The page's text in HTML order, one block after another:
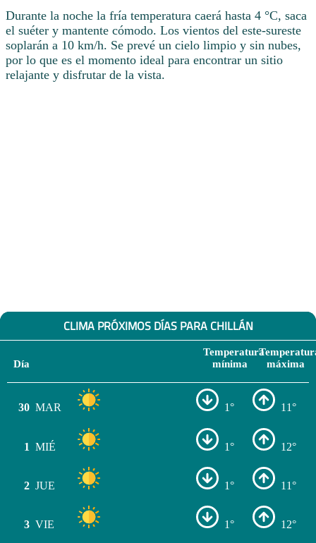
Durante la noche la fría temperatura caerá hasta 4 °C, saca
el suéter y mantente cómodo. Los vientos del este-sureste
soplarán a 10 km/h. Se prevé un cielo limpio y sin nubes,
por lo que es el momento ideal para encontrar un sitio
relajante y disfrutar de la vista.
CLIMA PRÓXIMOS DÍAS PARA CHILLÁN
Día
Temperatura
mínima
máxima
30 MAR 1° 11°
1 MIÉ 1° 12°
2 JUE 1° 11°
3 VIE 1° 12°